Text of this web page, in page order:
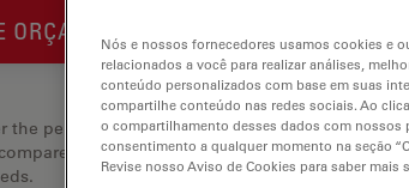
the perfect solution. Explore our Objective
alternatives, and find the best fit for
Nós e nossos fornecedores usamos cookies e
relacionados a você para realizar análises,
conteúdo personalizados com base em suas
compartilhe conteúdo nas redes sociais. Ao
o compartilhamento desses dados com nossos
consentimento a qualquer momento na seção
Revise nosso Aviso de Cookies para saber mais